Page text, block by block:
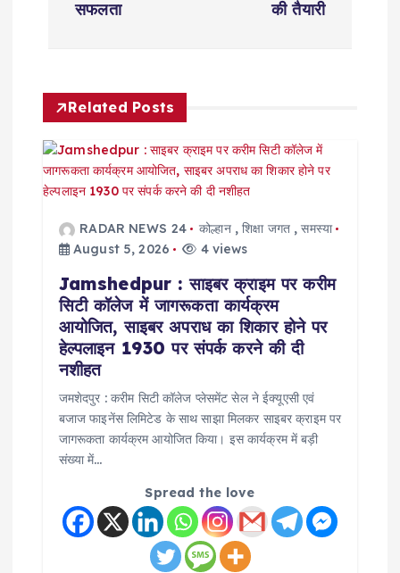
v
g
सफलता
की तैयारी
Related Posts
RADAR NEWS 24 कोल्हान,शिक्षा जगत,समस्या
August 5, 2026
4 views
Jamshedpur : साइबर क्राइम पर करीम
सिटी कॉलेज में जागरूकता कार्यक्रम
आयोजित, साइबर अपराध का शिकार होने पर
हेल्पलाइन 1930 पर संपर्क करने की दी
नशीहत
जमशेदपुर : करीम सिटी कॉलेज प्लेसमेंट सेल ने ईक्यूएसी एवं
बजाज फाइनेंस लिमिटेड के साथ साझा मिलकर साइबर क्राइम पर
जागरूकता कार्यक्रम आयोजित किया। इस कार्यक्रम में बड़ी
संख्या में…
Spread the love